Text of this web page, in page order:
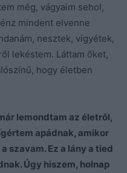
még, vágyaim sehol,
mindent elvenne
nesztek, vigyétek,
lekéstem. Láttam őket,
hogy életben
lemondtam az életről,
apádnak, amikor
szavam. Ez a lány a tied
Úgy hiszem, holnap